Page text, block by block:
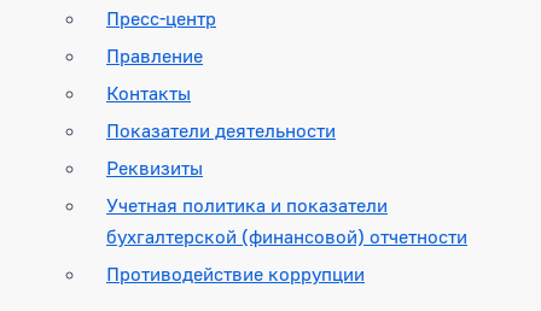
Пресс-центр
Правление
Контакты
Показатели деятельности
Реквизиты
Учетная политика и показатели
бухгалтерской (финансовой) отчетности
Противодействие коррупции